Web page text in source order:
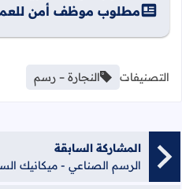
مطلوب موظف أمن
التصنيفات النجارة – رسم
المشاركة السابقة